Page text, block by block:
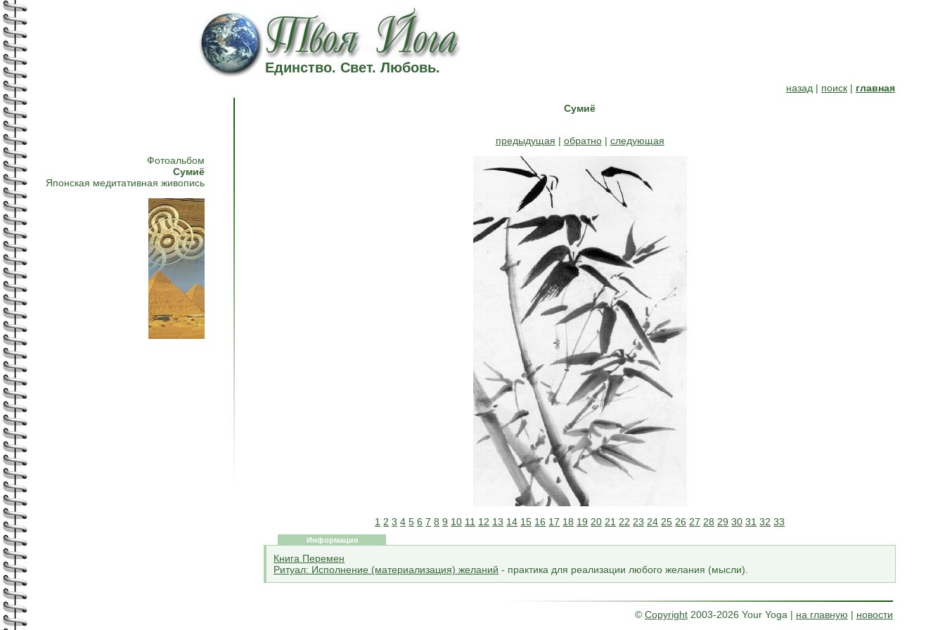
Единство. Свет. Любовь.
назад | поиск| главная
Фотоальбом
Сумиё
Японская медитативная живопись
Сумиё
предыдущая | обратно| следующая
1 2 3 4 5 6 7 8 9 10 11 12 13 14 15 16 17 18 19 20 21 22 23 24 25 26 27 28 29 30 31 32 33
Информация
Книга Перемен
Ритуал: Исполнение (материализация) желаний - практика для реализации любого желания (мысли).
© Copyright2003-2026 Your Yoga | на главную | новости